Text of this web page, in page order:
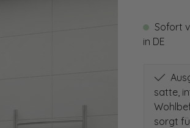
Sofort
in DE
satte,
sorgt